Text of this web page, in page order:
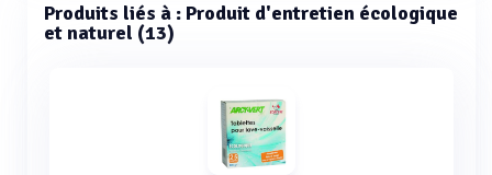
Produits liés à : Produit d'entretien écologique
et naturel (13)